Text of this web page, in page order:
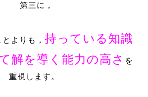
第三に，
とよりも，持っている知識
解を導く能力の高さ を
重視します。